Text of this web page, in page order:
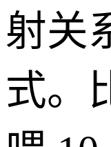
射关
式。